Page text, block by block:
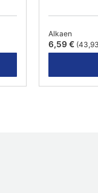
Alkaen
6,59 €